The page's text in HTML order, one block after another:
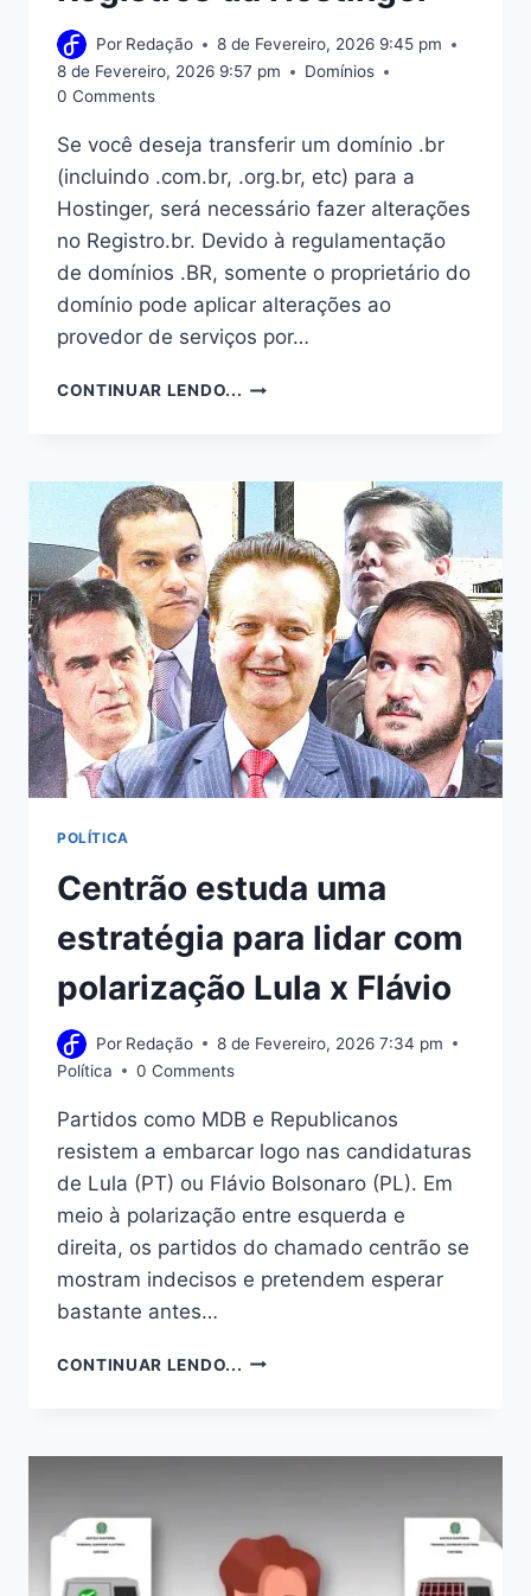
Por Redação
8 de Fevereiro, 2026 9:45 pm
8 de Fevereiro, 2026 9:57 pm
Domínios
0 Comments
Se você deseja transferir um domínio .br
(incluindo .com.br, .org.br, etc) para a
Hostinger, será necessário fazer alterações
no Registro.br. Devido à regulamentação
de domínios .BR, somente o proprietário do
domínio pode aplicar alterações ao
provedor de serviços por…
CONTINUAR LENDO... COMO
.COM.BR
PARA
OS
REGISTROS
HOSTINGER
POLÍTICA
Centrão estuda uma
estratégia para lidar com
polarização Lula x Flávio
Por Redação
8 de Fevereiro, 2026 7:34 pm
Política
0 Comments
Partidos como MDB e Republicanos
resistem a embarcar logo nas candidaturas
de Lula (PT) ou Flávio Bolsonaro (PL). Em
meio à polarização entre esquerda e
direita, os partidos do chamado centrão se
mostram indecisos e pretendem esperar
bastante antes…
CONTINUAR LENDO... CENTRÃO
PARA
POLARIZAÇÃO